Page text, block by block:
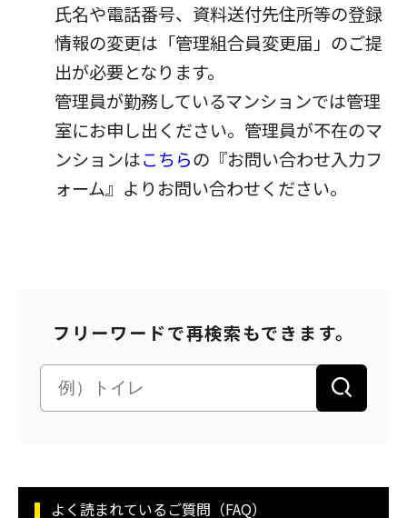
氏名や電話番号、資料送付先住所等の登録
情報の変更は「管理組合員変更届」のご提
出が必要となります。
管理員が勤務しているマンションでは管理
室にお申し出ください。管理員が不在のマ
ンションはこちらの『お問い合わせ入力フ
ォーム』よりお問い合わせください。
フリーワードで再検索もできます。
よく読まれているご質問（FAQ）